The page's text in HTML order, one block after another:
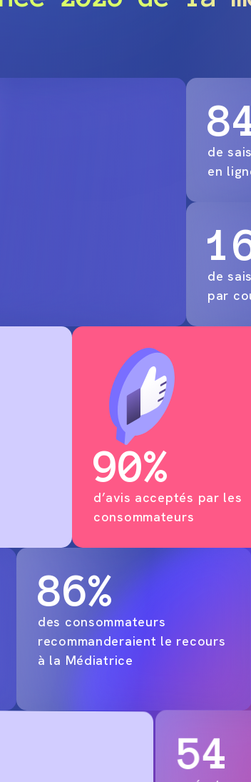
de
en
de
par
90%
d’avis acceptés par les
consommateurs
86%
des consommateurs
recommanderaient le recours
à la Médiatrice
54